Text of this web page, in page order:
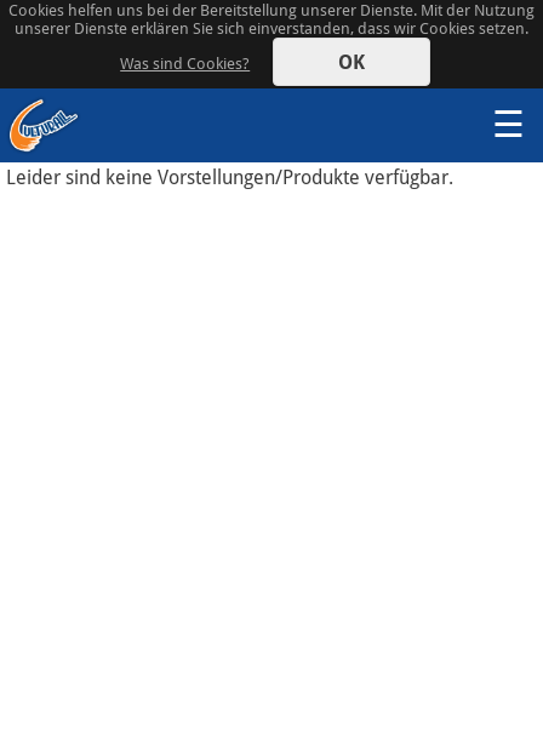
Cookies helfen uns bei der Bereitstellung unserer Dienste. Mit der Nutzung
unserer Dienste erklären Sie sich einverstanden, dass wir Cookies setzen.
Was sind Cookies?
OK
☰
Leider sind keine Vorstellungen/Produkte verfügbar.